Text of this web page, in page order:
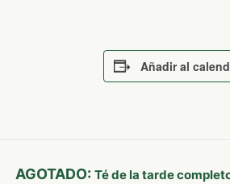
Añadir al
AGOTADO: Té de la tarde